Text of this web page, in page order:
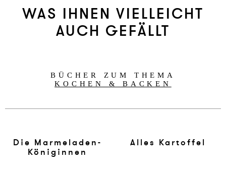
WAS IHNEN VIELLEICHT
AUCH GEFÄLLT
BÜCHER ZUM THEMA
KOCHEN & BACKEN
Die Mar­me­la­den-
Köni­gin­nen
Al­les Kar­tof­fel